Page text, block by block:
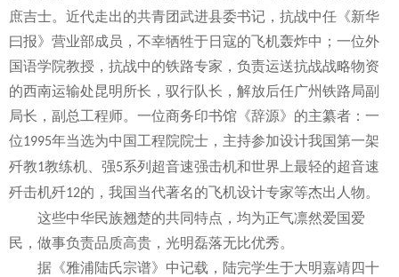
庶吉士。近代走出的共青团武进县委书记，抗战中任《新华
曰报》营业部成员，不幸牺牲于日寇的飞机轰炸中；一位外
国语学院教授，抗战中的铁路专家，负责运送抗战战略物资
的西南运输处昆明所长，驭行队长，解放后任广州铁路局副
局长，副总工程师。一位商务印书馆《辞源》的主纂者：一
位1995年当选为中国工程院院士，主持参加设计我国第一架
歼教1教练机、强5系列超音速强击机和世界上最轻的超音速
歼击机歼12的，我国当代著名的飞机设计专家等杰出人物。
这些中华民族翘楚的共同特点，均为正气凛然爱国爱
民，做事负责品质高贵，光明磊落无比优秀。
据《雅浦陆氏宗谱》中记载，陆完学生于大明嘉靖四十